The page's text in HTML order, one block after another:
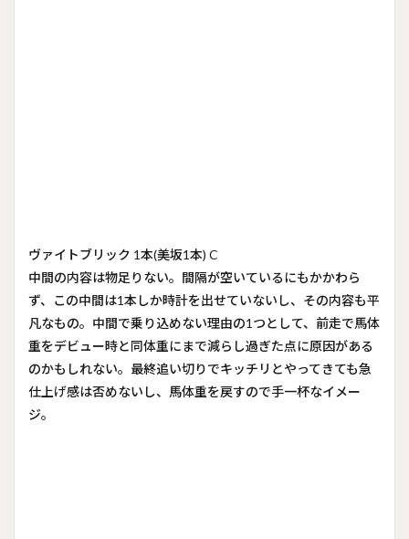
ヴァイトブリック 1本(美坂1本) C
中間の内容は物足りない。間隔が空いているにもかかわら
ず、この中間は1本しか時計を出せていないし、その内容も平
凡なもの。中間で乗り込めない理由の1つとして、前走で馬体
重をデビュー時と同体重にまで減らし過ぎた点に原因がある
のかもしれない。最終追い切りでキッチリとやってきても急
仕上げ感は否めないし、馬体重を戻すので手一杯なイメー
ジ。